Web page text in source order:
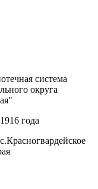
система
округа
года